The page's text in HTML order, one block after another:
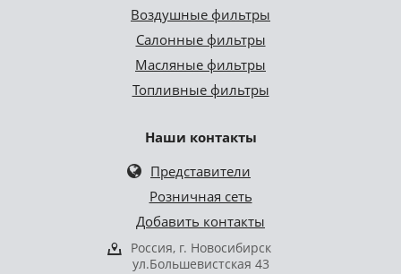
Воздушные фильтры
Салонные фильтры
Масляные фильтры
Топливные фильтры
Наши контакты
Представители
Розничная сеть
Добавить контакты
Россия, г. Новосибирск
ул.Большевистская 43